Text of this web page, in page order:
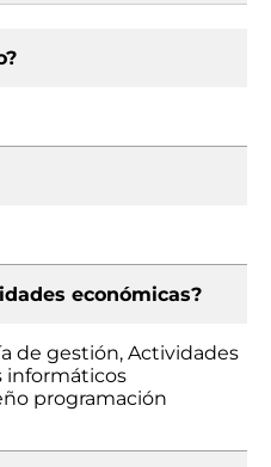
económicas?
de gestión, Actividades
informáticos
programación